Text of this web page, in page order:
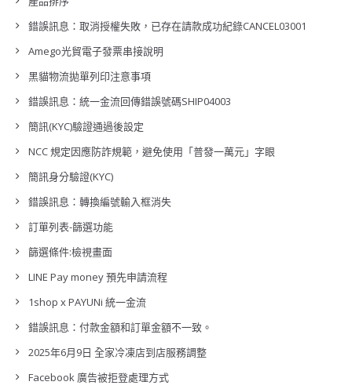
錯誤訊息：取消授權失敗，已存在請款成功紀錄CANCEL03001
Amego光貿電子發票串接說明
黑貓物流拋單列印注意事項
錯誤訊息：統一金流回傳錯誤號碼SHIP04003
簡訊(KYC)驗證通過後設定
NCC 規定因應防詐規範，避免使用「普發一萬元」字眼
簡訊身分驗證(KYC)
錯誤訊息：轉換編號輸入框消失
訂單列表-篩選功能
篩選條件:檢視畫面
LINE Pay money 預先申請流程
1shop x PAYUNi 統一金流
錯誤訊息：付款金額和訂單金額不一致。
2025年6月9日 全家冷凍店到店服務調整
Facebook 廣告被拒登處理方式